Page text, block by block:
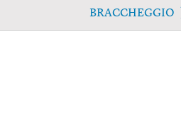
BRACCHEGGIO